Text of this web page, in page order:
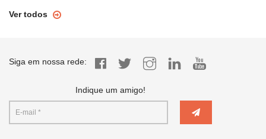
Ver todos
Siga em nossa rede:
Indique um amigo!